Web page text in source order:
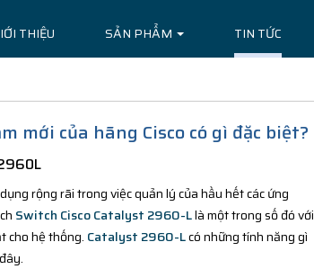
THIỆU SẢN PHẨM TIN TỨC
mới của hãng Cisco có gì đặc biệt?
rộng rãi trong việc quản lý của hầu hết các ứng
Switch Cisco Catalyst 2960-Llà một trong số đó với
cho hệ thống. Catalyst 2960-Lcó những tính năng gì